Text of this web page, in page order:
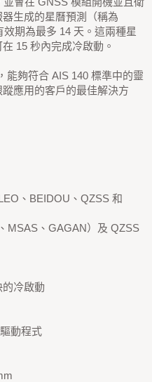
生成的星曆預測（稱為
期為最多 14 天。這兩種星
15 秒內完成冷啟動。
能夠符合 AIS 140 標準中的靈
應用的客戶的最佳解決方
、BEIDOU、QZSS 和
MSAS、GAGAN）及 QZSS
冷啟動
動程式